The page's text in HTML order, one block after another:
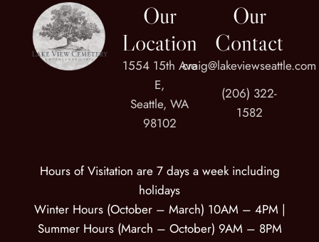
Our
Contact
craig@lakeviewseattle.com​
(206) 322-
1582
Our
Location
1554 15th Ave
E,
Seattle, WA
98102
Hours of Visitation are 7 days a week including
holidays
Winter Hours (October – March) 10AM – 4PM |
Summer Hours (March – October) 9AM – 8PM